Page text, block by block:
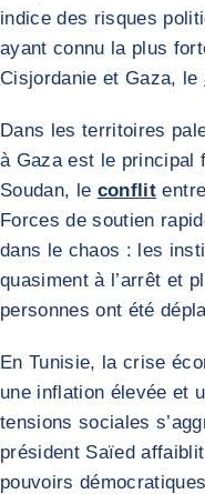
indice des risques
ayant connu la plus
Cisjordanie et Gaza, le
Dans les territoires
à Gaza est le principal
Soudan, le conflit
Forces de soutien
dans le chaos : les
quasiment à l’arrêt et
personnes ont été
En Tunisie, la crise
une inflation élevée et
tensions sociales
président Saïed
pouvoirs